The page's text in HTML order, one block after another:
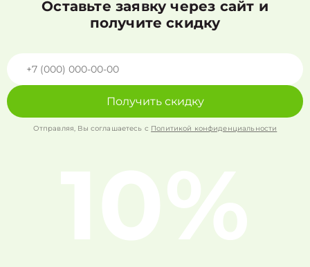
Оставьте заявку через сайт и
получите скидку
Получить скидку
Отправляя, Вы соглашаетесь с Политикой конфиденциальности
10%